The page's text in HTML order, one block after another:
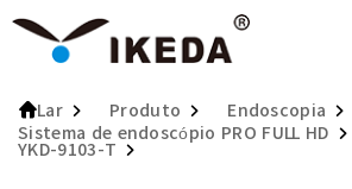
Lar Produto
Endoscopia
Sistema de endoscópio PRO FULL HD
YKD-9103-T